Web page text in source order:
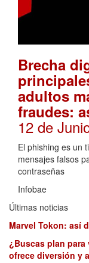
Brecha
adultos
fraudes:
12 de
El phishing es un
mensajes falsos
contraseñas
Infobae
Últimas noticias
Marvel Tokon: así
¿Buscas plan
ofrece diversión y